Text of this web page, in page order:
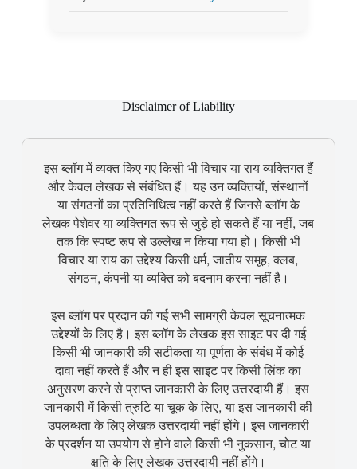
Disclaimer of Liability
इस ब्लॉग में व्यक्त किए गए किसी भी विचार या राय व्यक्तिगत हैं
और केवल लेखक से संबंधित हैं। यह उन व्यक्तियों, संस्थानों
या संगठनों का प्रतिनिधित्व नहीं करते हैं जिनसे ब्लॉग के
लेखक पेशेवर या व्यक्तिगत रूप से जुड़े हो सकते हैं या नहीं, जब
तक कि स्पष्ट रूप से उल्लेख न किया गया हो। किसी भी
विचार या राय का उद्देश्य किसी धर्म, जातीय समूह, क्लब,
संगठन, कंपनी या व्यक्ति को बदनाम करना नहीं है।
इस ब्लॉग पर प्रदान की गई सभी सामग्री केवल सूचनात्मक
उद्देश्यों के लिए है। इस ब्लॉग के लेखक इस साइट पर दी गई
किसी भी जानकारी की सटीकता या पूर्णता के संबंध में कोई
दावा नहीं करते हैं और न ही इस साइट पर किसी लिंक का
अनुसरण करने से प्राप्त जानकारी के लिए उत्तरदायी हैं। इस
जानकारी में किसी त्रुटि या चूक के लिए, या इस जानकारी की
उपलब्धता के लिए लेखक उत्तरदायी नहीं होंगे। इस जानकारी
के प्रदर्शन या उपयोग से होने वाले किसी भी नुकसान, चोट या
क्षति के लिए लेखक उत्तरदायी नहीं होंगे।